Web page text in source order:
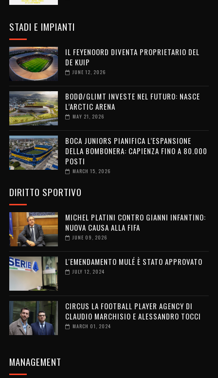
STADI E IMPIANTI
IL FEYENOORD DIVENTA PROPRIETARIO DEL
DE KUIP
JUNE 12, 2026
BODØ/GLIMT INVESTE NEL FUTURO: NASCE
L’ARCTIC ARENA
MAY 21, 2026
BOCA JUNIORS PIANIFICA L’ESPANSIONE
DELLA BOMBONERA: CAPIENZA FINO A 80.000
POSTI
MARCH 15, 2026
DIRITTO SPORTIVO
MICHEL PLATINI CONTRO GIANNI INFANTINO:
NUOVA CAUSA ALLA FIFA
JUNE 09, 2026
L'EMENDAMENTO MULÉ È STATO APPROVATO
JULY 12, 2024
CIRCUS LA FOOTBALL PLAYER AGENCY DI
CLAUDIO MARCHISIO E ALESSANDRO TOCCI
MARCH 01, 2024
MANAGEMENT